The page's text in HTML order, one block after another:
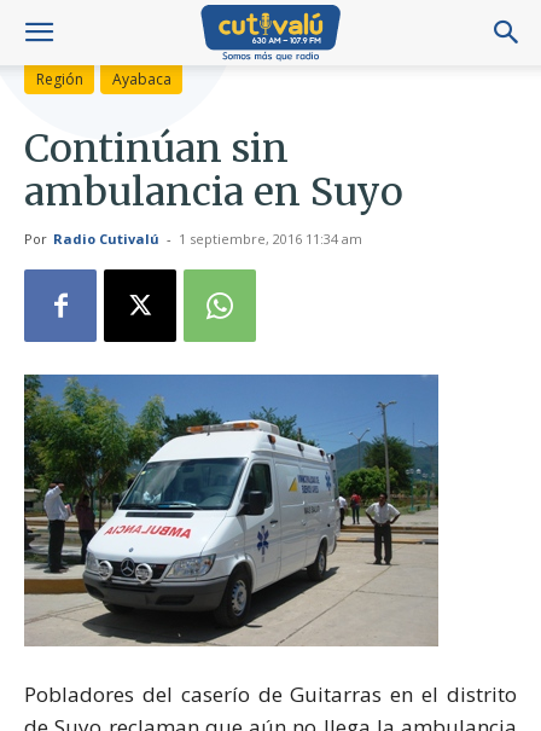
Región Ayabaca
Continúan sin
ambulancia en Suyo
Por Radio Cutivalú - 1 septiembre, 2016 11:34 am
Pobladores del caserío de Guitarras en el distrito